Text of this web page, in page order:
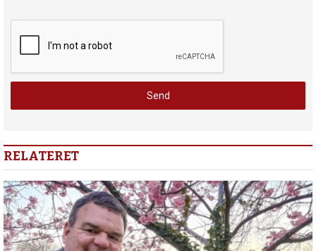
RELATERET